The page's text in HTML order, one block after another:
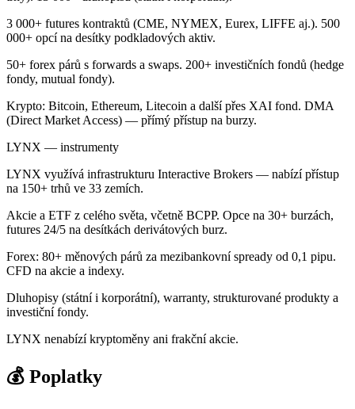
3 000+ futures kontraktů (CME, NYMEX, Eurex, LIFFE aj.). 500
000+ opcí na desítky podkladových aktiv.
50+ forex párů s forwards a swaps. 200+ investičních fondů (hedge
fondy, mutual fondy).
Krypto: Bitcoin, Ethereum, Litecoin a další přes XAI fond. DMA
(Direct Market Access) — přímý přístup na burzy.
LYNX — instrumenty
LYNX využívá infrastrukturu Interactive Brokers — nabízí přístup
na 150+ trhů ve 33 zemích.
Akcie a ETF z celého světa, včetně BCPP. Opce na 30+ burzách,
futures 24/5 na desítkách derivátových burz.
Forex: 80+ měnových párů za mezibankovní spready od 0,1 pipu.
CFD na akcie a indexy.
Dluhopisy (státní i korporátní), warranty, strukturované produkty a
investiční fondy.
LYNX nenabízí kryptoměny ani frakční akcie.
💰 Poplatky